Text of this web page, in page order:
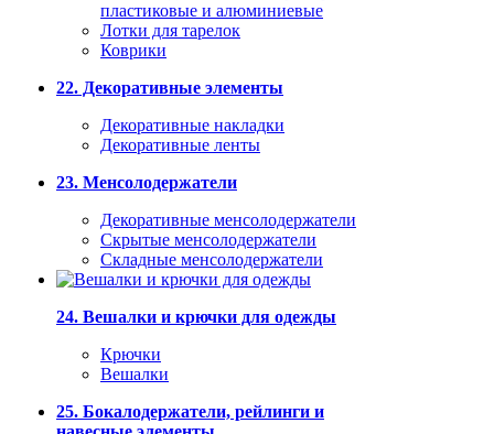
пластиковые и алюминиевые
Лотки для тарелок
Коврики
22. Декоративные элементы
Декоративные накладки
Декоративные ленты
23. Менсолодержатели
Декоративные менсолодержатели
Скрытые менсолодержатели
Складные менсолодержатели
24. Вешалки и крючки для одежды
Крючки
Вешалки
25. Бокалодержатели, рейлинги и